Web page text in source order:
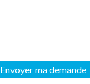
Envoyer ma demande